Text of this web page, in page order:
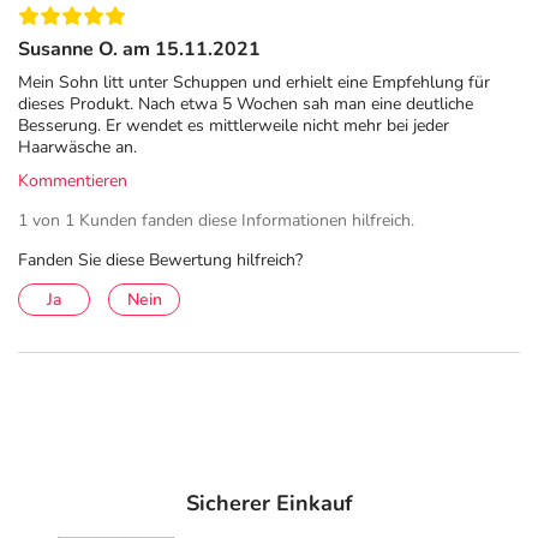
Schuppen habe?
Behandlung von Schuppen, seborrhoischer Dermatitis
und Pityriasis versicolor (Kleienpilzflechte) mit
Schuppung und Juckreiz. Wenn diese Indikationen nicht
die Ursache für die Symptome sind, sollte ein
Dermatologe aufgesucht werden.
Anwendung
Eine kleine Menge der Terzolin® 2% Lösung auf das
pro Woche für 2 bis 4 Wochen an. Die Behandlung von
Susanne O. am 15.11.2021
Mein Sohn litt unter Schuppen und erhielt eine Empfehlung für
dieses Produkt. Nach etwa 5 Wochen sah man eine deutliche
Besserung. Er wendet es mittlerweile nicht mehr bei jeder
Haarwäsche an.
Kommentieren
1 von 1 Kunden fanden diese Informationen hilfreich.
Fanden Sie diese Bewertung hilfreich?
Ja
Nein
Sicherer Einkauf